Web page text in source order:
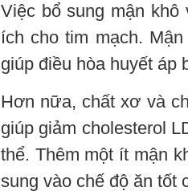
Việc bổ sung mận
ích cho tim mạch.
giúp điều hòa huyết áp
Hơn nữa, chất xơ và
giúp giảm cholesterol
thể. Thêm một ít mận
sung vào chế độ ăn tốt